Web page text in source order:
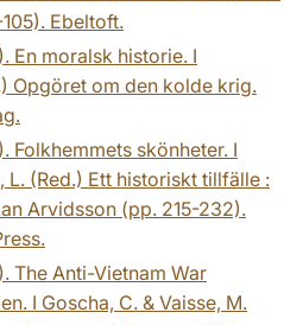
Ebeltoft.
En moralsk historie. I
Opgöret om den kolde krig.
Folkhemmets skönheter. I
L. (Red.) Ett historiskt tillfälle :
Arvidsson (pp. 215-232).
The Anti-Vietnam War
I Goscha, C. & Vaisse, M.